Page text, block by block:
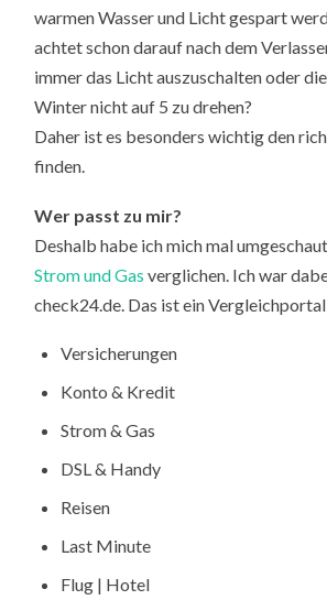
warmen Wasser und Licht gespart
achtet schon darauf nach dem
immer das Licht auszuschalten oder
Winter nicht auf 5 zu drehen?
Daher ist es besonders wichtig den
finden.
Wer passt zu mir?
Deshalb habe ich mich mal
Strom und Gas verglichen. Ich war
check24.de. Das ist ein
Versicherungen
Konto & Kredit
Strom & Gas
DSL & Handy
Reisen
Last Minute
Flug | Hotel